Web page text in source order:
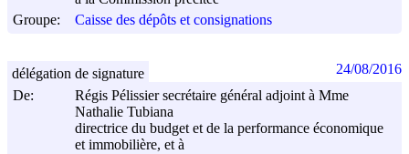
Groupe:
Caisse des dépôts et consignations
De:
Régis Pélissier secrétaire général adjoint à Mme
Nathalie Tubiana
directrice du budget et de la performance économique
et immobilière, et à
délégation de signature 24/08/2016